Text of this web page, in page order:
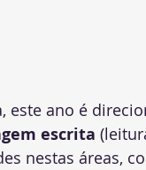
este ano é
escrita
nestas áreas,